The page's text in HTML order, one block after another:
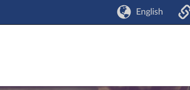
English